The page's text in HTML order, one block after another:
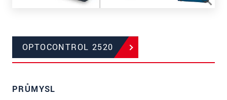
OPTOCONTROL 2520
PRŮMYSL